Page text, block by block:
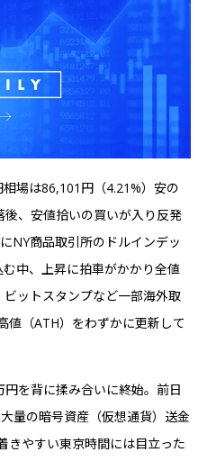
場は86,101円（4.21%）安の
、安値拾いの買いが入り反発
NY商品取引所のドルインデッ
中、上昇に拍車がかかり全値
ットスタンプなど一部海外取
値（ATH）をわずかに更新して
を背に揉み合いに終始。前日
量の暗号資産（仮想通貨）送金
きやすい東京時間には目立った